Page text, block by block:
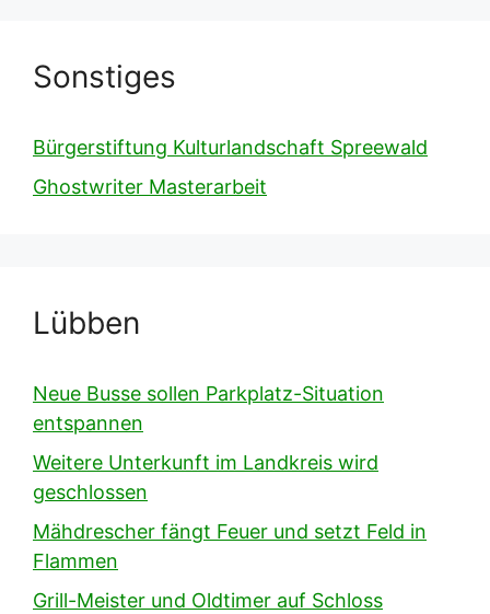
Sonstiges
Bürgerstiftung Kulturlandschaft Spreewald
Ghostwriter Masterarbeit
Lübben
Neue Busse sollen Parkplatz-Situation
entspannen
Weitere Unterkunft im Landkreis wird
geschlossen
Mähdrescher fängt Feuer und setzt Feld in
Flammen
Grill-Meister und Oldtimer auf Schloss